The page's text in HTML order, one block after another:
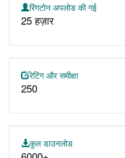
रिंगटोन अपलोड की गई
25 हज़ार
रेटिंग और समीक्षा
250
कुल डाउनलोड